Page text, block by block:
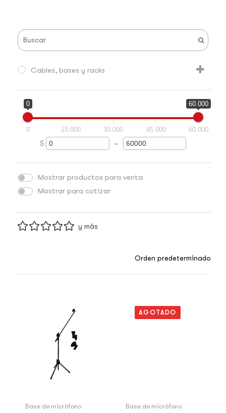
Cables, bases y racks
0 60.000
0 15.000 30.000 45.000 60.000
$
Minimum Price
-
Maximum Price
Mostrar productos para venta
Mostrar para cotizar
y más
Base de micrófono
AGOTADO
Base de micrófono